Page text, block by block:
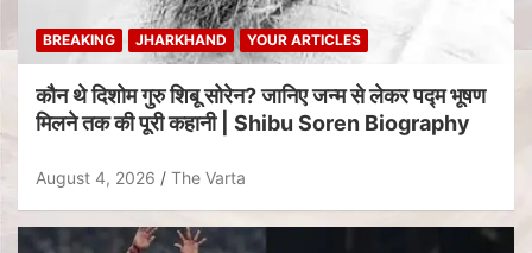
BREAKING JHARKHAND YOUR ARTICLES
कौन थे दिशोम गुरु शिबू सोरेन? जानिए जन्म से लेकर पद्म भूषण
मिलने तक की पूरी कहानी | Shibu Soren Biography
August 4, 2026 The Varta